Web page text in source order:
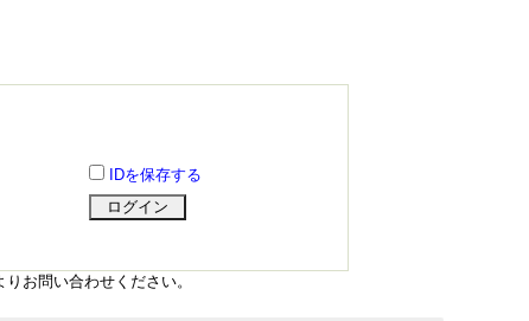
IDを保存する
りお問い合わせください。